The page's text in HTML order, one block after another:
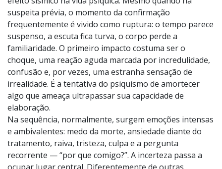
Receber o diagnóstico de câncer costuma produzir um
efeito sísmico na vida psíquica. Mesmo quando há
suspeita prévia, o momento da confirmação
frequentemente é vivido como ruptura: o tempo parece
suspenso, a escuta fica turva, o corpo perde a
familiaridade. O primeiro impacto costuma ser o
choque, uma reação aguda marcada por incredulidade,
confusão e, por vezes, uma estranha sensação de
irrealidade. É a tentativa do psiquismo de amortecer
algo que ameaça ultrapassar sua capacidade de
elaboração.
Na sequência, normalmente, surgem emoções intensas
e ambivalentes: medo da morte, ansiedade diante do
tratamento, raiva, tristeza, culpa e a pergunta